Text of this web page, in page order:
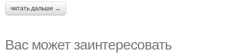
читать дальше →
Вас может заинтересовать